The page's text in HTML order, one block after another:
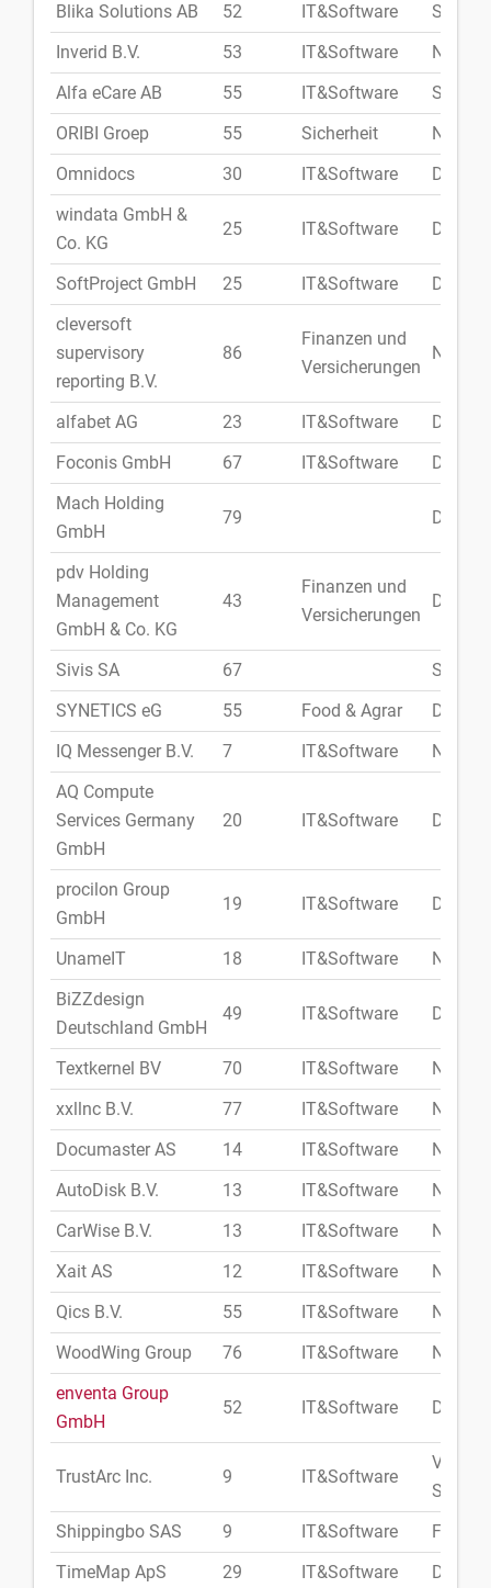
Blika Solutions AB 52 IT&Software
Inverid B.V.
53 IT&Software
Alfa eCare AB
55 IT&Software
ORIBI Groep
55 Sicherheit
Omnidocs
30 IT&Software
windata GmbH &
Co. KG
25 IT&Software
SoftProject GmbH 25 IT&Software
cleversoft
supervisory
reporting B.V.
86
Finanzen und
Versicherungen
alfabet AG 23 IT&Software
Foconis GmbH
67 IT&Software
Mach Holding
GmbH
79
pdv Holding
Management
GmbH & Co. KG
43
Finanzen und
Versicherungen
Sivis SA 67
SYNETICS eG
55 Food & Agrar
IQ Messenger B.V.
7 IT&Software
AQ Compute
Services Germany
GmbH
20 IT&Software
procilon Group
GmbH
19 IT&Software
UnameIT 18 IT&Software
BiZZdesign
Deutschland GmbH
49 IT&Software
Textkernel BV 70 IT&Software
xxllnc B.V.
77 IT&Software
Documaster AS
14 IT&Software
AutoDisk B.V.
13 IT&Software
CarWise B.V.
13 IT&Software
Xait AS
12 IT&Software
Qics B.V.
55 IT&Software
WoodWing Group
76 IT&Software
enventa Group
GmbH
52 IT&Software
TrustArc Inc. 9 IT&Software
Staaten
Shippingbo SAS
9 IT&Software
TimeMap ApS
29 IT&Software